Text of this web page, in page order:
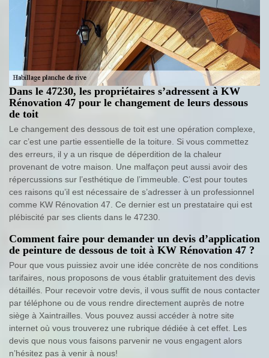
Dans le 47230, les propriétaires s’adressent à KW
Rénovation 47 pour le changement de leurs dessous
de toit
Le changement des dessous de toit est une opération complexe,
car c’est une partie essentielle de la toiture. Si vous commettez
des erreurs, il y a un risque de déperdition de la chaleur
provenant de votre maison. Une malfaçon peut aussi avoir des
répercussions sur l’esthétique de l’immeuble. C’est pour toutes
ces raisons qu’il est nécessaire de s’adresser à un professionnel
comme KW Rénovation 47. Ce dernier est un prestataire qui est
plébiscité par ses clients dans le 47230.
Comment faire pour demander un devis d’application
de peinture de dessous de toit à KW Rénovation 47 ?
Pour que vous puissiez avoir une idée concrète de nos conditions
tarifaires, nous proposons de vous établir gratuitement des devis
détaillés. Pour recevoir votre devis, il vous suffit de nous contacter
par téléphone ou de vous rendre directement auprès de notre
siège à Xaintrailles. Vous pouvez aussi accéder à notre site
internet où vous trouverez une rubrique dédiée à cet effet. Les
devis que nous vous faisons parvenir ne vous engagent alors
n’hésitez pas à venir à nous!